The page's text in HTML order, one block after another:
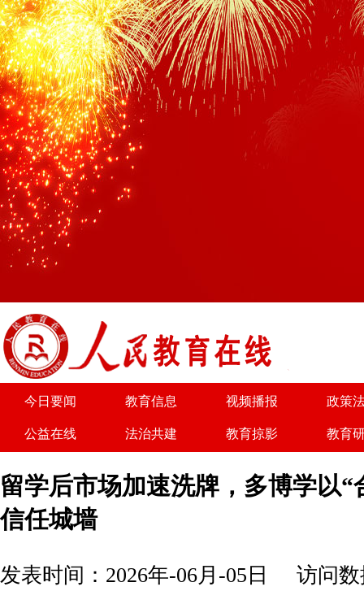
为了实现优势
今日要闻 教育信息 视频播报 政策
公益在线 法治共建 教育掠影 教育
留学后市场加速洗牌，多博学以“
信任城墙
发表时间：2026年-06月-05日 访问数